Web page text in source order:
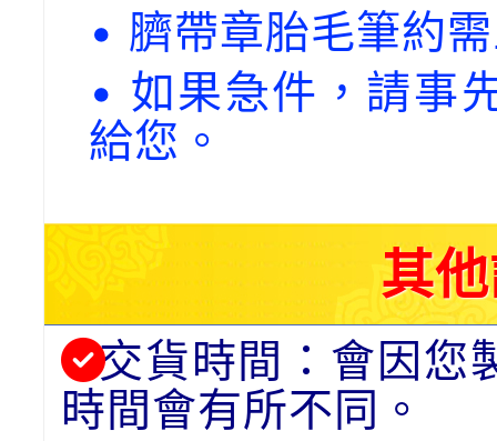
• 臍帶章胎毛筆約
• 如果急件，請事
給您。
其
交貨時間：會因您
時間會有所不同。